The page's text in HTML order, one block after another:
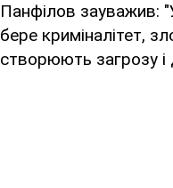
Панфілов зауважив:
бере криміналітет,
створюють загрозу і